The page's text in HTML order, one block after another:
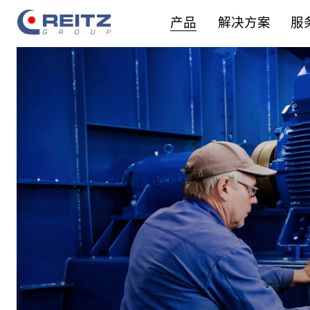
产品
应用领域
空气动力技术图谱
智能解决方案
解决方案 服
设备装配
设备调试
设备维护
设备修理
服务方案
实施方案
改造的益处
公司地点
事实与数据
集团管理
专业人员
学徒计划
毕业生
在校生
实习生